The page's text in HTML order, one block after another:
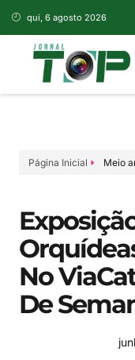
qui, 6 agosto 2026
Página Inicial Meio
No
De